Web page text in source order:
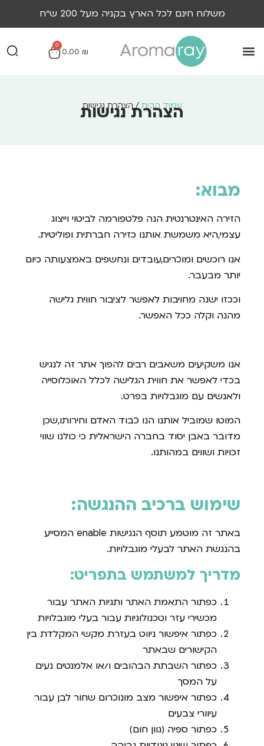
משלוח חינם לכל הארץ בקניה מעל 200 ש״ח
0.00 ₪
0
עמוד הבית/ הצהרת נגישות
הצהרת נגישות
מבוא:
הזירה האינטרנטית הנה פלטפורמה לביטוי וייצוג
עצמי,היא משמשת אותנו כזירה חברתית ופוליטית.
אנו רוכשים ומוכרים,עובדים ונחשפים באמצעותה כיום
יותר מבעבר.
וככזו ישנה מחויבות לאפשר לציבור חווית גלישה
מהנה וקלה ככל האפשר.
אנו משקיעים משאבים רבים להפוך אתר זה לנגיש
בכדי לאפשר את חווית הגלישה לכלל האוכלוסייה
ולאנשים עם מוגבלויות בפרט.
המוטו שמוביל אותנו הנו כבוד האדם וחירותו,שכן
מדובר באבן יסוד בחברה הישראלית כי כולנו שווי
זכויות ושווים במהותנו.
שימוש ברכיב ההנגשה:
באתר זה מוטמע תוסף הנגישות enable המסייע
בהנגשת האתר לבעלי מוגבלויות.
מדריך למשתמש בתפריט:
כפתור התאמת האתר ותגיות האתר עבור
מכשירי עזר וטכנולוגיות עבור בעלי מוגבלויות
כפתור איפשור ניווט בעזרת מקשי המקלדת בין
הקישורים שבאתר
כפתור השבתת הבהובים ו/או אלמנטים נעים
על המסך
כפתור איפשור מצב מונוכרום שחור לבן עבור
עיוורי צבעים
כפתור ספיה (גוון חום)